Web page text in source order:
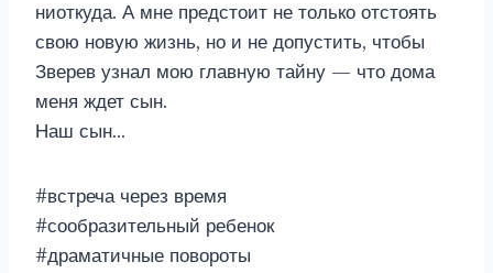
ниоткуда. А мне предстоит не только отстоять
свою новую жизнь, но и не допустить, чтобы
Зверев узнал мою главную тайну — что дома
меня ждет сын.
Наш сын…
#встреча через время
#сообразительный ребенок
#драматичные повороты